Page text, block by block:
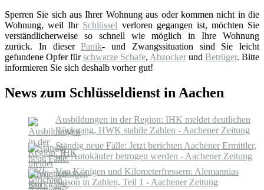
Sperren Sie sich aus Ihrer Wohnung aus oder kommen nicht in die
Wohnung, weil Ihr Schlüssel verloren gegangen ist, möchten Sie
verständlicherweise so schnell wie möglich in Ihre Wohnung
zurück. In dieserPanik- und Zwangssituation sind Sie leicht
gefundene Opfer fürschwarze Schafe, Abzocker und Betrüger. Bitte
informieren Sie sich deshalb vorher gut!
News zum Schlüsseldienst in Aachen
Ausbildungen in der Region: IHK meldet deutlichen
Rückgang, HWK stabile Zahlen - Aachener Zeitung
Ständig neue Fälle: Jetzt berichten Aachener Ermittler,
wie Autokäufer betrogen werden - Aachener Zeitung
Von Königen und Kilometerfressern: Alemannias
Saison in Zahlen, Teil 1 - Aachener Zeitung